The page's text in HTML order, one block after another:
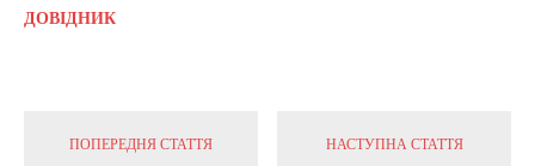
ДОВІДНИК
ПОПЕРЕДНЯ СТАТТЯ НАСТУПНА СТАТТЯ